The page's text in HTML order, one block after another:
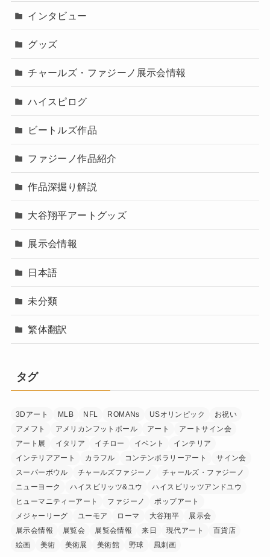
インタビュー
グッズ
チャールズ・ファジーノ展示会情報
ハイスピログ
ビートルズ作品
ファジーノ作品紹介
作品深掘り解説
大谷翔平アートグッズ
展示会情報
日本語
未分類
繁体翻訳
タグ
3Dアート MLB NFL ROMANs USオリンピック
お祝い
アメフト
アメリカンフットボール アート
アートサイン会
アート展
イタリア イチロー イベント
インテリア
インテリアアート
カラフル コンテンポラリーアート
サイン会
スーパーボウル
チャールズファジーノ
チャールズ・ファジーノ
ニューヨーク
ハイスピリッツ&ユウ
ハイスピリッツアンドユウ
ヒューマニティーアート
ファジーノ
ポップアート
メジャーリーグ
ユーモア ローマ 大谷翔平
展示会
展示会情報
展覧会 展覧会情報 来日 現代アート
百貨店
絵画
美術 美術展 美術館 野球 風刺画